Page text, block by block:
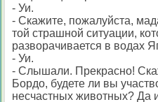
- Уи.
- Скажите, пожалуйста,
той страшной ситуации,
разворачивается в водах
- Уи.
- Слышали. Прекрасно!
Бордо, будете ли вы
несчастных животных? Да